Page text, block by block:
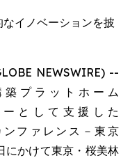
イノベーションを披
NEWSWIRE) --
プラットホーム
として支援した
ファレンス－東京
にかけて東京・桜美林